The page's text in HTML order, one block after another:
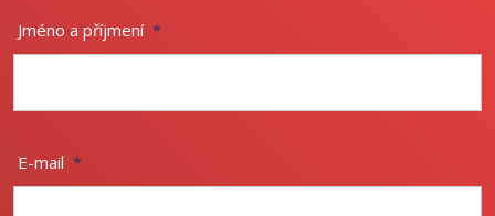
Jméno a příjmení *
E-mail *